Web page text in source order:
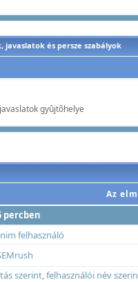
és persze szabályok
gyûjtõhelye
Az
percben
felhasználó
szerint,felhasználói név